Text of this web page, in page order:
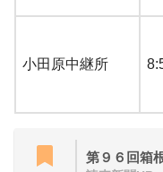
小田原中継所
第９６回箱